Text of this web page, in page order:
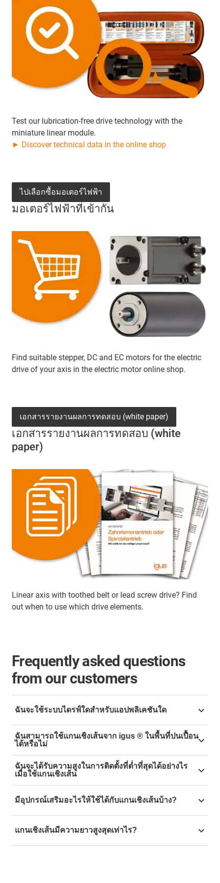
Test our lubrication-free drive technology with the
miniature linear module.
► Discover technical data in the online shop
มอเตอร์ไฟฟ้าที่เข้ากัน
Find suitable stepper, DC and EC motors for the electric
drive of your axis in the electric motor online shop.
ไปเลือกซื้อมอเตอร์ไฟฟ้า
เอกสารรายงานผลการทดสอบ (white
paper)
Linear axis with toothed belt or lead screw drive? Find
out when to use which drive elements.
เอกสารรายงานผลการทดสอบ (white paper)
Frequently asked questions
from our customers
ฉันจะใช้ระบบไดรฟ์ใดสำหรับแอปพลิเคชันใด
Our different linear drives offer a wide variety of
advantages for all kinds of applications.
Toothed belt drives offer high acceleration and
repeatability. They are therefore particularly suitable
for pick-and-place machines, packaging systems,
3D printers and other applications where fast and
and power transmission. They are therefore well
suited for CNC milling, laser marking machines,
ฉันสามารถใช้แกนเชิงเส้นจาก igus ® ในพื้นที่ปนเปื้อน
ได้หรือไม่
Yes! The drylin E linear drives do not require additional
lubricants and are therefore particularly resistant to
contamination. Our drive systems can even be used
with sand, swarf and dust.
ฉันจะได้รับความสูงในการติดตั้งที่ต่ำที่สุดได้อย่างไร
เมื่อใช้แกนเชิงเส้น
linear units for particularly small installation spaces.
You can choose from linear axes with lead screw or
toothed belt drives, which can be driven manually or
มีอุปกรณ์เสริมอะไรให้ใช้ได้กับแกนเชิงเส้นบ้าง?
for manual and electric drives. Our portfolio contains
products from operating elements such as position
แกนเชิงเส้นมีความยาวสูงสุดเท่าไร?